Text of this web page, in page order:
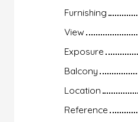
Furnishing
View
Exposure
Balcony
Location
Reference